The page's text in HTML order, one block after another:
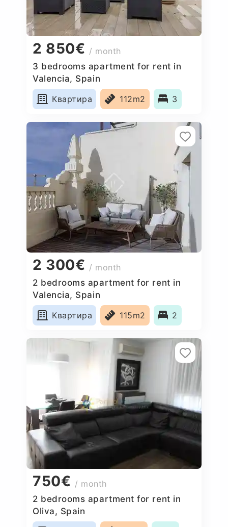
2 850€ / month
3 bedrooms apartment for rent in
Valencia, Spain
Квартира
112m2 3
2 300€ / month
2 bedrooms apartment for rent in
Valencia, Spain
Квартира
115m2 2
750€ / month
2 bedrooms apartment for rent in
Oliva, Spain